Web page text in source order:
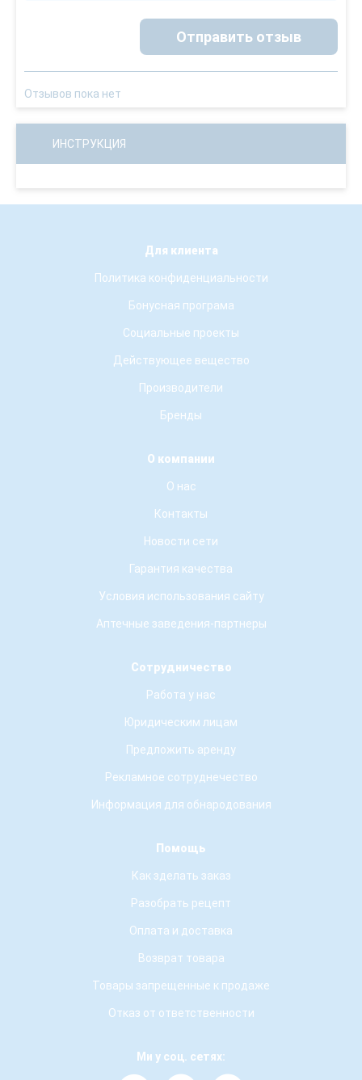
Отправить отзыв
Отзывов пока нет
ИНСТРУКЦИЯ
Для клиента
Политика конфиденциальности
Бонусная програма
Социальные проекты
Действующее вещество
Производители
Бренды
О компании
О нас
Контакты
Новости сети
Гарантия качества
Условия использования сайту
Аптечные заведения-партнеры
Сотрудничество
Работа у нас
Юридическим лицам
Предложить аренду
Рекламное сотруднечество
Информация для обнародования
Помощь
Как зделать заказ
Разобрать рецепт
Оплата и доставка
Возврат товара
Товары запрещенные к продаже
Отказ от ответственности
Ми у соц. сетях: